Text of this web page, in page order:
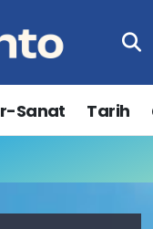
Sanat Tarih